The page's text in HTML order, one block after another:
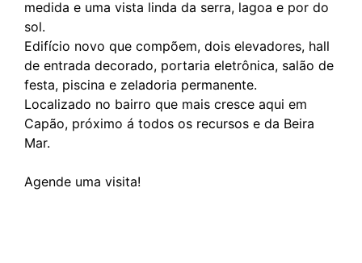
medida e uma vista linda da serra, lagoa e por do
sol.
Edifício novo que compõem, dois elevadores, hall
de entrada decorado, portaria eletrônica, salão de
festa, piscina e zeladoria permanente.
Localizado no bairro que mais cresce aqui em
Capão, próximo á todos os recursos e da Beira
Mar.